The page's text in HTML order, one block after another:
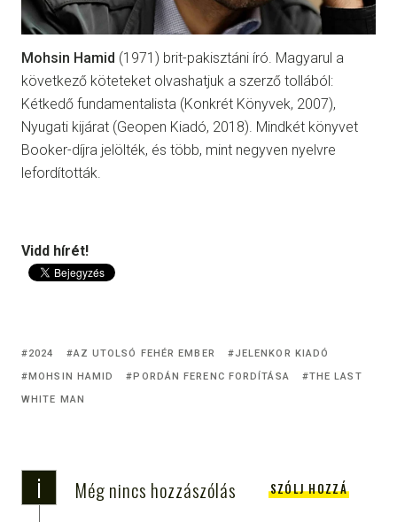
Mohsin Hamid (1971) brit-pakisztáni író. Magyarul a
következő köteteket olvashatjuk a szerző tollából:
Kétkedő fundamentalista (Konkrét Könyvek, 2007),
Nyugati kijárat (Geopen Kiadó, 2018). Mindkét könyvet
Booker-díjra jelölték, és több, mint negyven nyelvre
lefordították.
Vidd hírét!
2024 AZ UTOLSÓ FEHÉR EMBER
JELENKOR KIADÓ
MOHSIN HAMID
PORDÁN FERENC FORDÍTÁSA
THE LAST
WHITE MAN
i Még nincs hozzászólás SZÓLJ HOZZÁ